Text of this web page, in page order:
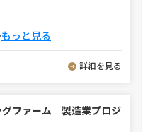
もっと見る
詳細を見る
グファーム 製造業プロジ